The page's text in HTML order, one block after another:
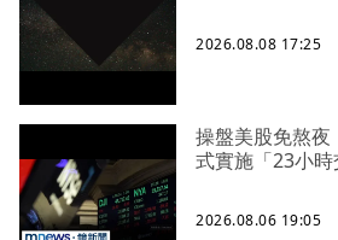
2026.08.08 17:25
操盤美股免熬
式實施「23小時
2026.08.06 19:05